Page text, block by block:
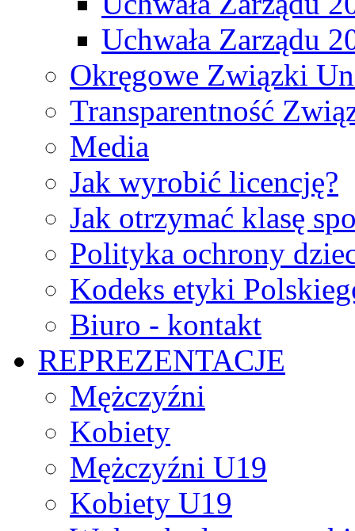
Uchwała Zarządu
Okręgowe Związki
Transparentność
Media
Jak wyrobić licencję?
Jak otrzymać klasę
Polityka ochrony
Kodeks etyki
Biuro - kontakt
REPREZENTACJE
Mężczyźni
Kobiety
Mężczyźni U19
Kobiety U19